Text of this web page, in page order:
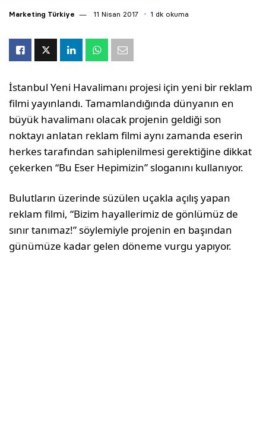
Marketing Türkiye 11 Nisan 2017 1 dk okuma
İstanbul Yeni Havalimanı projesi için yeni bir reklam
filmi yayınlandı. Tamamlandığında dünyanın en
büyük havalimanı olacak projenin geldiği son
noktayı anlatan reklam filmi aynı zamanda eserin
herkes tarafından sahiplenilmesi gerektiğine dikkat
çekerken “Bu Eser Hepimizin” sloganını kullanıyor.
Bulutların üzerinde süzülen uçakla açılış yapan
reklam filmi, “Bizim hayallerimiz de gönlümüz de
sınır tanımaz!” söylemiyle projenin en başından
günümüze kadar gelen döneme vurgu yapıyor.